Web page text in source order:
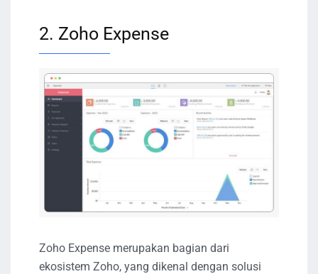
2. Zoho Expense
Zoho Expense merupakan bagian dari
ekosistem Zoho, yang dikenal dengan solusi